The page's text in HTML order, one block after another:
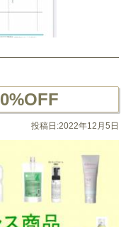
投稿日:2022年12月5日